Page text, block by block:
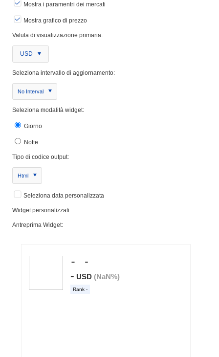
Mostra i paramentri dei mercati
Mostra grafico di prezzo
Valuta di visualizzazione primaria:
USD
Seleziona intervallo di aggiornamento:
No Interval
Seleziona modalità widget:
Giorno
Notte
Tipo di codice output:
Html
Seleziona data personalizzata
Widget personalizzati
Antreprima Widget: